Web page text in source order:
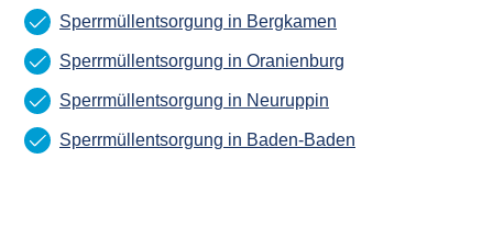
Sperrmüllentsorgung in Bergkamen
Sperrmüllentsorgung in Oranienburg
Sperrmüllentsorgung in Neuruppin
Sperrmüllentsorgung in Baden-Baden